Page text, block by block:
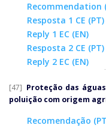
Recommendation
Resposta 1 CE (PT)
Reply 1 EC (EN)
Resposta 2 CE (PT)
Reply 2 EC (EN)
[47] Proteção das
poluição com origem
Recomendação